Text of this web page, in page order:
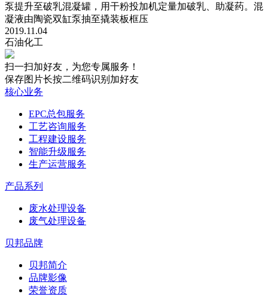
泵提升至破乳混凝罐，用干粉投加机定量加破乳、助凝药。混
凝液由陶瓷双缸泵抽至撬装板框压
2019.11.04
石油化工
扫一扫加好友，为您专属服务！
保存图片长按二维码识别加好友
核心业务
EPC总包服务
工艺咨询服务
工程建设服务
智能升级服务
生产运营服务
产品系列
废水处理设备
废气处理设备
贝邦品牌
贝邦简介
品牌影像
荣誉资质